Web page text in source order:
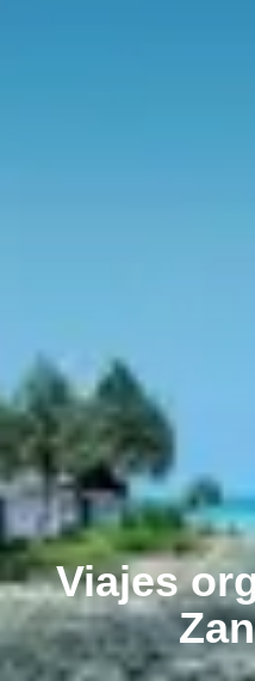
Viajes